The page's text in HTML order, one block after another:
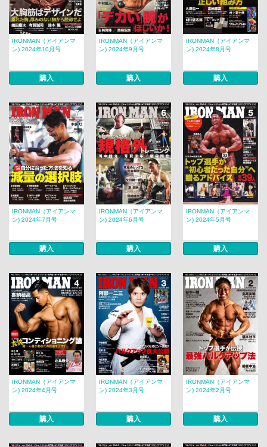
IRONMAN（アイアンマ
ン) 2024年10月号
購入
IRONMAN（アイアンマ
ン) 2024年9月号
購入
IRONMAN（アイアンマ
ン) 2024年8月号
購入
IRONMAN（アイアンマ
ン) 2024年7月号
購入
IRONMAN（アイアンマ
ン) 2024年6月号
購入
IRONMAN（アイアンマ
ン) 2024年5月号
購入
IRONMAN（アイアンマ
ン) 2024年4月号
購入
IRONMAN（アイアンマ
ン) 2024年3月号
購入
IRONMAN（アイアンマ
ン) 2024年2月号
購入